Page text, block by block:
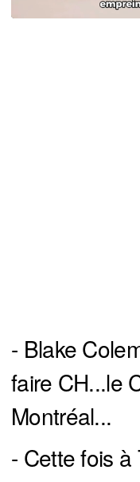
- Blake
faire CH...le
Montréal...
- Cette fois à